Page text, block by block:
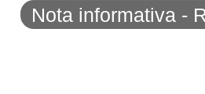
Nota informativa -